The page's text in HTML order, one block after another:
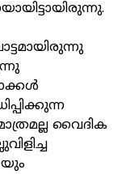
വൈദിക